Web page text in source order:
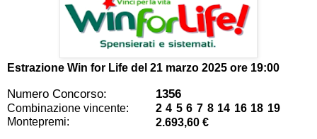
Estrazione Win for Life del 21 marzo 2025 ore 19:00
Numero Concorso: 1356
Combinazione vincente:
2 4 5 6 7 8 14 16 18 19
Montepremi:
2.693,60 €